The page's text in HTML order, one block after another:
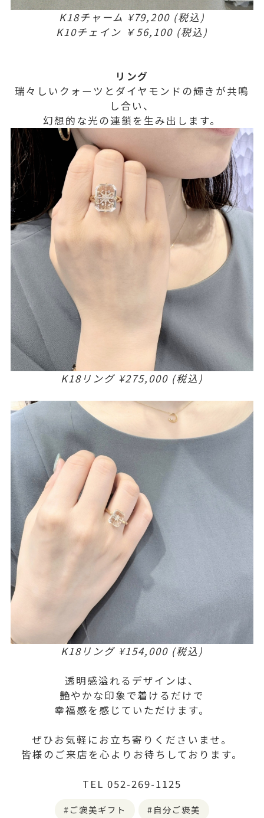
K18チャーム ¥79,200 (税込)
K10チェイン ￥56,100 (税込)
リング
瑞々しいクォーツとダイヤモンドの輝きが共鳴
し合い、
幻想的な光の連鎖を生み出します。
K18リング ¥275,000 (税込)
K18リング ¥154,000 (税込)
透明感溢れるデザインは、
艶やかな印象で着けるだけで
幸福感を感じていただけます。
ぜひお気軽にお立ち寄りくださいませ。
皆様のご来店を心よりお待ちしております。
TEL 052-269-1125
ご褒美ギフト 自分ご褒美